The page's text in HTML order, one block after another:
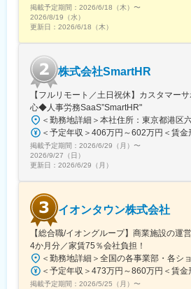
変更の範囲：会社の定める業務
掲載予定期間： 2026/6/18（木） 〜
2026/8/19（水）
更新日： 2026/6/18（木）
株式会社SmartHR
【フルリモート／土日祝休】カスタマー
心◆人事労務SaaS”SmartHR"
掲載予定期間： 2026/6/29（月） 〜
2026/9/27（日）
更新日： 2026/6/29（月）
イオンタウン株式会社
【総合職/イオングループ】商業施設の
4か月分／家賃75％会社負担！
掲載予定期間： 2026/5/25（月） 〜